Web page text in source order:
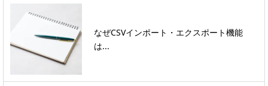
なぜCSVインポート・エクスポート機能
は...